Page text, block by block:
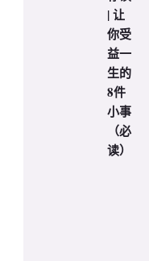
| 让
你受
益一
生的
8件
小事
（必
读）